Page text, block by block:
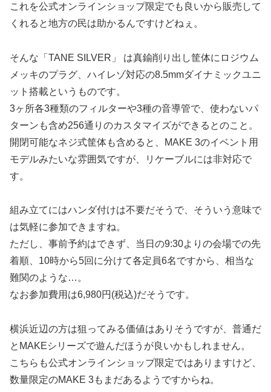
これを公式オンラインショップ限定でも良いから販売して
くれると地方の民は助かるんですけどねぇ。
そんな「TANE SILVER」 は真鍮削り出し筐体にロジウム
メッキのプラグ、ハイレゾ対応の8.5mmダイナミックユニ
ット搭載というものです。
3ヶ所各3種類のフィルターや3種の音導管で、使わないパ
ターンも含め256通りのカスタマイズができるとのこと。
開閉可能なネジ式筐体も含めると、MAKE 3のイベント用
モデルみたいな雰囲気ですが、リケーブルには非対応で
す。
組み立てにはハンダ付けは不要だそうで、そういう意味で
は気軽に参加できますね。
ただし、事前予約はできず、当日の9:30よりの会場での先
着順、10時から5回に分けて各定員6名ですから、相当な
難関のような…。
なお参加費用は6,980円(税込)だそうです。
横浜近辺の方は狙ってみる価値はありそうですが、普通だ
とMAKEシリーズで遊んだほうが良いかもしれません。
こちらも公式オンラインショップ限定ではありますけど、
数量限定のMAKE 3もまだあるようですからね。